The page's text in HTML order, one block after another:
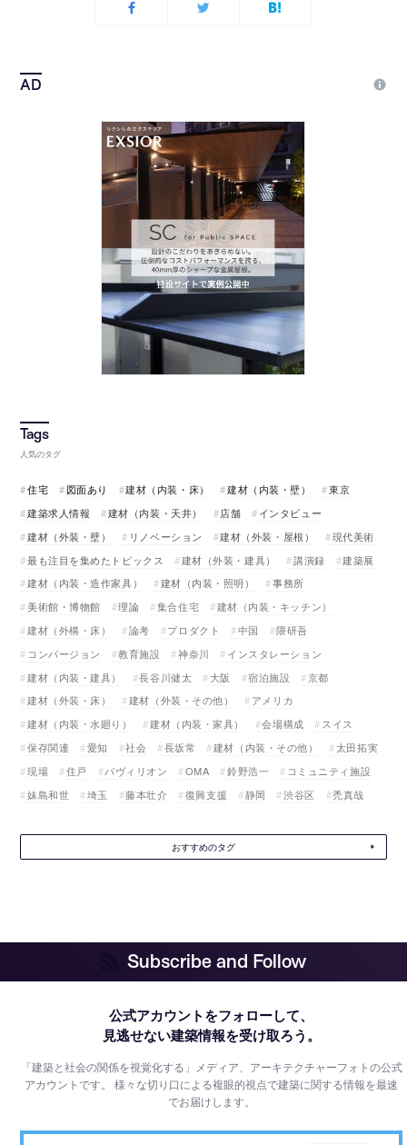
人気のタグ
住宅 図面あり 建材（内装・床） 建材（内装・壁）
東京
建築求人情報
建材（内装・天井） 店舗
インタビュー
建材（外装・壁）
リノベーション 建材（外装・屋根）
現代美術
最も注目を集めたトピックス
建材（外装・建具） 講演録
建築展
建材（内装・造作家具）
建材（内装・照明）
事務所
美術館・博物館
理論 集合住宅
建材（内装・キッチン）
建材（外構・床）
論考 プロダクト 中国
隈研吾
コンバージョン
教育施設 神奈川
インスタレーション
建材（内装・建具）
長谷川健太 大阪 宿泊施設
京都
建材（外装・床）
建材（外装・その他）
アメリカ
建材（内装・水廻り）
建材（内装・家具） 会場構成
スイス
保存関連
愛知 社会 長坂常 建材（内装・その他）
太田拓実
現場
住戸 パヴィリオン OMA 鈴野浩一
コミュニティ施設
妹島和世
埼玉 藤本壮介 復興支援 静岡 渋谷区 禿真哉
おすすめのタグ
Subscribe and Follow
公式アカウントをフォローして、
見逃せない建築情報を受け取ろう。
「建築と社会の関係を視覚化する」メディア、アーキテクチャーフォトの公式
アカウントです。様々な切り口による複眼的視点で建築に関する情報を最速
でお届けします。